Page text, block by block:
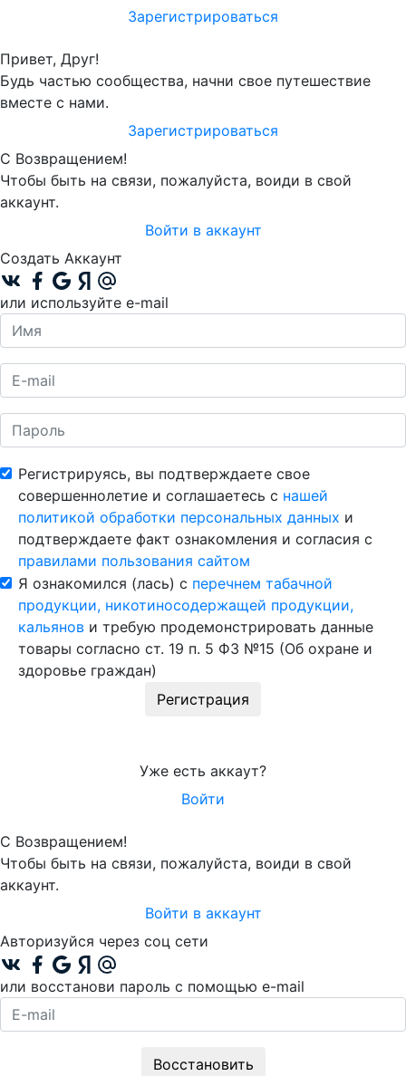
Зарегистрироваться
Привет, Друг!
Будь частью сообщества, начни свое путешествие
вместе с нами.
Зарегистрироваться
С Возвращением!
Чтобы быть на связи, пожалуйста, воиди в свой
аккаунт.
Войти в аккаунт
Создать Аккаунт
или используйте e-mail
Регистрируясь, вы подтверждаете свое
совершеннолетие и соглашаетесь с нашей
политикой обработки персональных данных и
подтверждаете факт ознакомления и согласия с
правилами пользования сайтом
Я ознакомился (лась) с перечнем табачной
продукции, никотиносодержащей продукции,
кальянов и требую продемонстрировать данные
товары согласно ст. 19 п. 5 ФЗ №15 (Об охране и
здоровье граждан)
Регистрация
Уже есть аккаут?
Войти
С Возвращением!
Чтобы быть на связи, пожалуйста, воиди в свой
аккаунт.
Войти в аккаунт
Авторизуйся через соц сети
или восстанови пароль с помощью e-mail
Восстановить